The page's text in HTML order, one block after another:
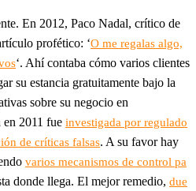
En 2012, Paco Nadal, crítico de
profético: ‘O me regalas algo,
‘. Ahí contaba cómo varios clientes
su estancia gratuitamente bajo la
sobre su negocio en
2011 fue investigada por regulado
de críticas falsas. A su favor hay
varios mecanismos de control pa
donde llega. El mejor remedio, due